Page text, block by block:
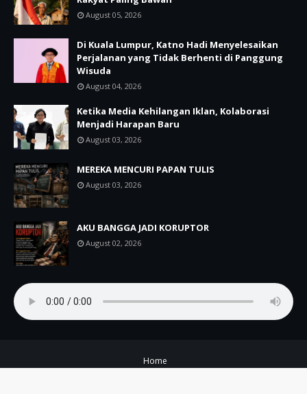
August 05, 2026
Di Kuala Lumpur, Katno Hadi Menyelesaikan
Perjalanan yang Tidak Berhenti di Panggung
Wisuda
August 04, 2026
Ketika Media Kehilangan Iklan, Kolaborasi
Menjadi Harapan Baru
August 03, 2026
MEREKA MENCURI PAPAN TULIS
August 03, 2026
AKU BANGGA JADI KORUPTOR
August 02, 2026
Home